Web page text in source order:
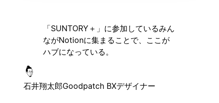
「SUNTORY＋」に参加しているみん
ながNotionに集まることで、ここが
ハブになっている。
石井翔太郎Goodpatch BXデザイナー